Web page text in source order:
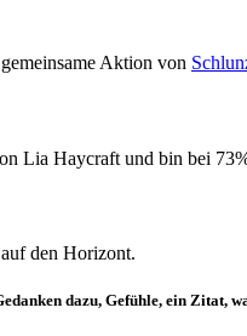
Aktion von
Lia Haycraft und bin bei
den Horizont.
dazu, Gefühle, ein Zitat,